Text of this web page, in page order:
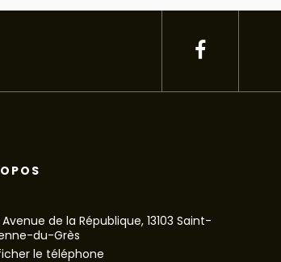
de la République, 13103 Saint-
du-Grès
le téléphone